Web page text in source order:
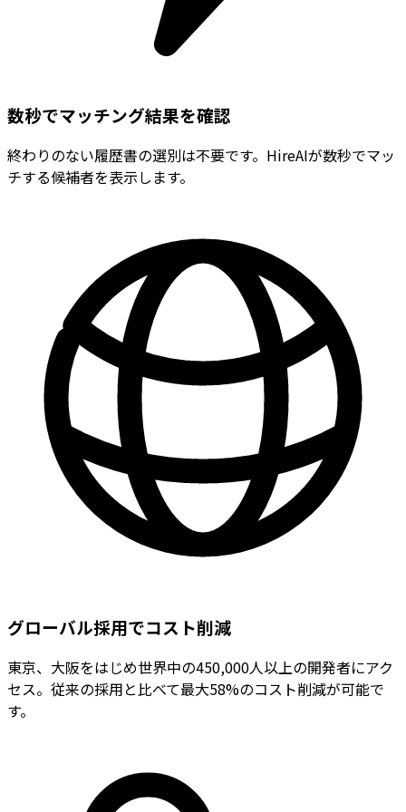
数秒でマッチング結果を確認
終わりのない履歴書の選別は不要です。HireAIが数秒でマッ
チする候補者を表示します。
グローバル採用でコスト削減
東京、大阪をはじめ世界中の450,000人以上の開発者にアク
セス。従来の採用と比べて最大58%のコスト削減が可能で
す。